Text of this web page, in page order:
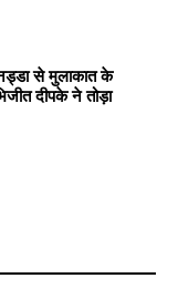
से मुलाकात के
दीपके ने तोड़ा